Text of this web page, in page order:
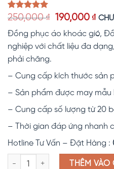
5.00trên 5
dựa trên
1
đánh giá
250,000₫
Giá
là:
250,000 ₫.
190,000 ₫Giá
hiện
tại
là:
Đồng phục áo khoác gió,
nghiệp với chất liệu đa
phải chăng.
– Cung cấp kích thước sản
– Sản phẩm được may mẫu
– Cung cấp số lượng từ 20
– Thời gian đáp ứng nhanh
Hotline Tư Vấn – Đặt Hàng :
Áo khoác gió DN13 số lượng
THÊM